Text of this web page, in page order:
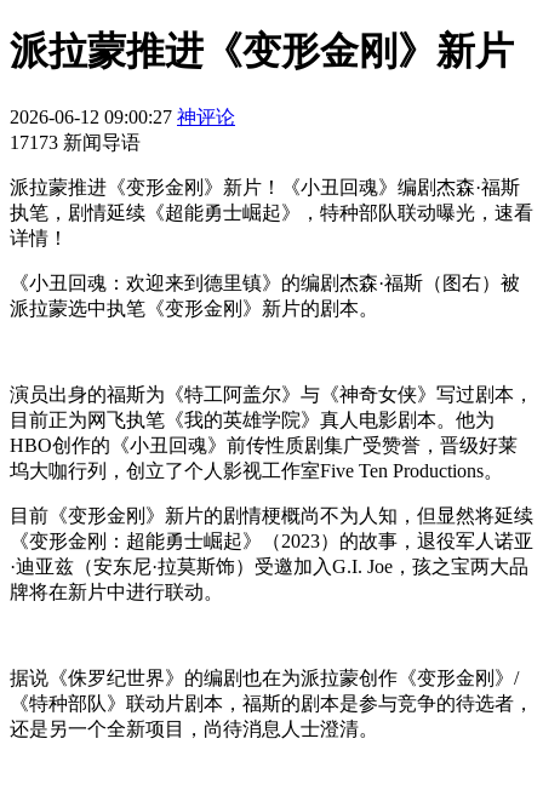
派拉蒙推进《变形金刚》新片
2026-06-12 09:00:27 神评论
17173 新闻导语
派拉蒙推进《变形金刚》新片！《小丑回魂》编剧杰森·福斯
执笔，剧情延续《超能勇士崛起》，特种部队联动曝光，速看
详情！
《小丑回魂：欢迎来到德里镇》的编剧杰森·福斯（图右）被
派拉蒙选中执笔《变形金刚》新片的剧本。
演员出身的福斯为《特工阿盖尔》与《神奇女侠》写过剧本，
目前正为网飞执笔《我的英雄学院》真人电影剧本。他为
HBO创作的《小丑回魂》前传性质剧集广受赞誉，晋级好莱
坞大咖行列，创立了个人影视工作室Five Ten Productions。
目前《变形金刚》新片的剧情梗概尚不为人知，但显然将延续
《变形金刚：超能勇士崛起》（2023）的故事，退役军人诺亚
·迪亚兹（安东尼·拉莫斯饰）受邀加入G.I. Joe，孩之宝两大品
牌将在新片中进行联动。
据说《侏罗纪世界》的编剧也在为派拉蒙创作《变形金刚》/
《特种部队》联动片剧本，福斯的剧本是参与竞争的待选者，
还是另一个全新项目，尚待消息人士澄清。